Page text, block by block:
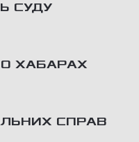
СУДУ
ХАБАРАХ
СПРАВ